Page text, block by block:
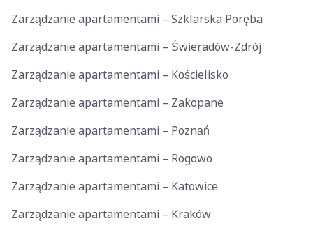
Zarządzanie apartamentami – Szklarska Poręba
Zarządzanie apartamentami – Świeradów-Zdrój
Zarządzanie apartamentami – Kościelisko
Zarządzanie apartamentami – Zakopane
Zarządzanie apartamentami – Poznań
Zarządzanie apartamentami – Rogowo
Zarządzanie apartamentami – Katowice
Zarządzanie apartamentami – Kraków